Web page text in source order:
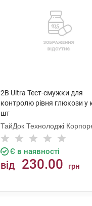
2B Ultra Тест-смужки для
контролю рівня глюкози у
шт
ТайДок Технолоджі
Є в наявності
від 230.00 грн